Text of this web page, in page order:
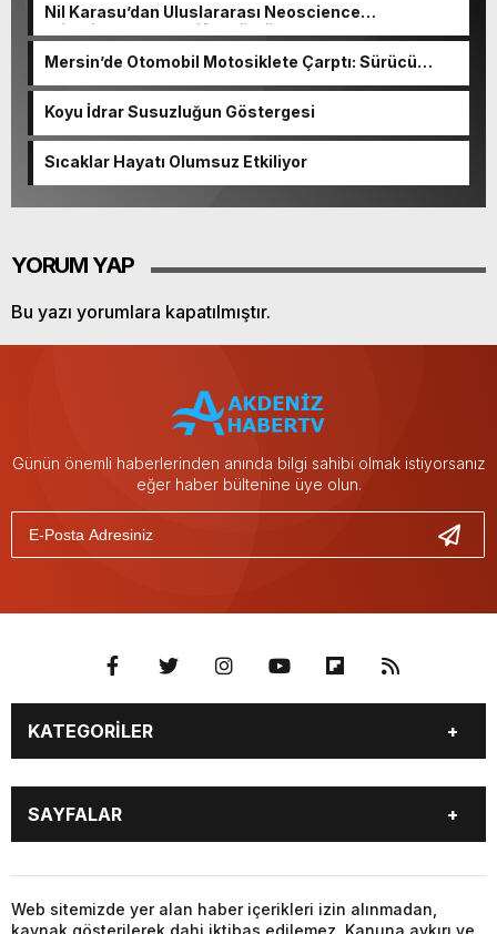
Nil Karasu’dan Uluslararası Neoscience
Olimpiyatları’nda Çifte Gümüş Madalya
Mersin’de Otomobil Motosiklete Çarptı: Sürücü
Koyu İdrar Susuzluğun Göstergesi
Sıcaklar Hayatı Olumsuz Etkiliyor
YORUM YAP
Bu yazı yorumlara kapatılmıştır.
Günün önemli haberlerinden anında bilgi sahibi olmak istiyorsanız
eğer haber bültenine üye olun.
KATEGORİLER
GÜNDEM
SEKTÖR ÖZEL
DÜNYA
EKONOMİ
SPOR
SAYFALAR
DÜNYA
SİYASET
Web sitemizde yer alan haber içerikleri izin alınmadan,
kaynak gösterilerek dahi iktibas edilemez. Kanuna aykırı ve